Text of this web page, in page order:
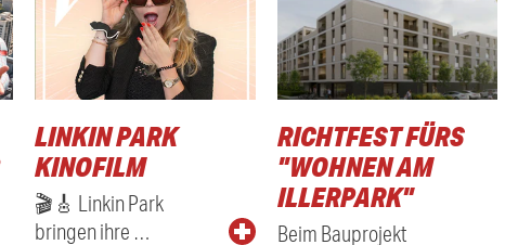
LINKIN PARK
KINOFILM
🎬🎸 Linkin Park
bringen ihre …
RICHTFEST FÜRS
"WOHNEN AM
ILLERPARK"
Beim Bauprojekt